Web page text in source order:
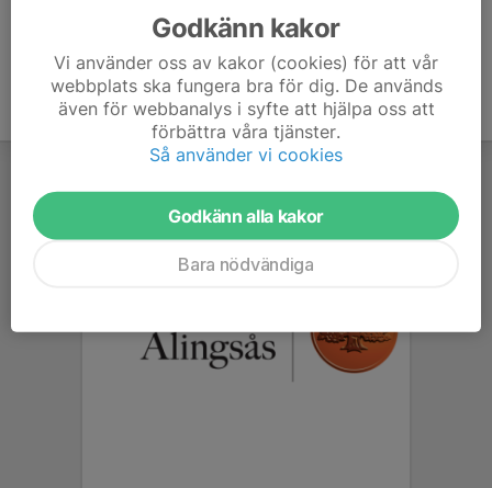
Godkänn kakor
Vi använder oss av kakor (cookies) för att vår
webbplats ska fungera bra för dig. De används
även för webbanalys i syfte att hjälpa oss att
förbättra våra tjänster.
Så använder vi cookies
Godkänn alla kakor
Bara nödvändiga